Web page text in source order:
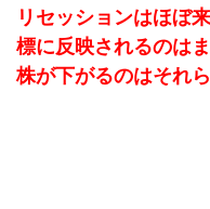
リセッションはほぼ
標に反映されるのは
株が下がるのはそれ